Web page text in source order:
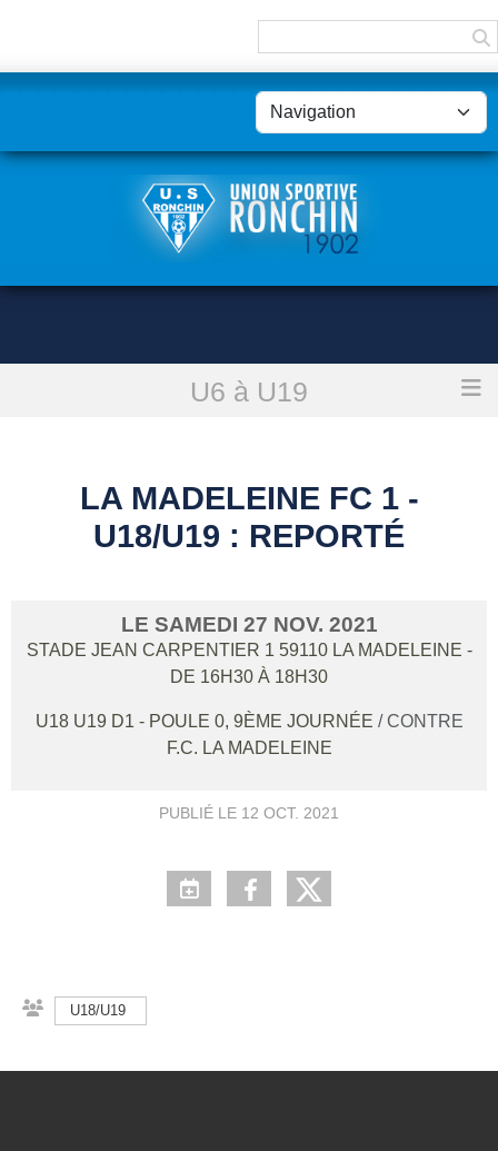
U6 à U19
LA MADELEINE FC 1 - U18/U19 : reporté
LA MADELEINE FC 1 -
U18/U19 : REPORTÉ
LE SAMEDI 27 NOV. 2021
STADE JEAN CARPENTIER 1 59110 LA MADELEINE -
DE 16H30 À 18H30
U18 U19 D1 - POULE 0, 9ÈME JOURNÉE / CONTRE
F.C. LA MADELEINE
PUBLIÉ LE 12 OCT. 2021
U18/U19